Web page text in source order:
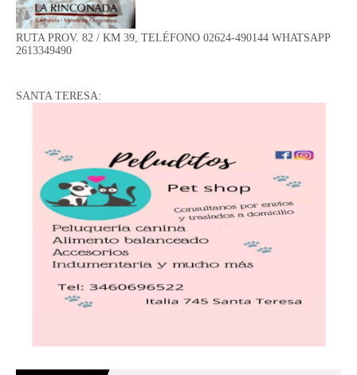
RUTA PROV. 82 / KM 39, TELÉFONO 02624-490144 WHATSAPP
2613349490
SANTA TERESA: